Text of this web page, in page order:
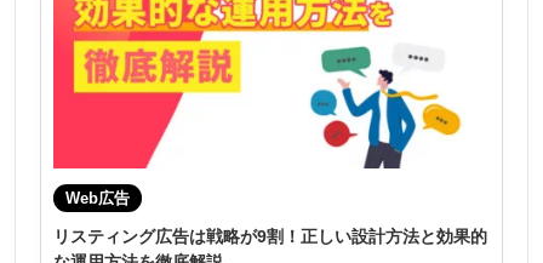
Web広告
リスティング広告は戦略が9割！正しい設計方法と効果的